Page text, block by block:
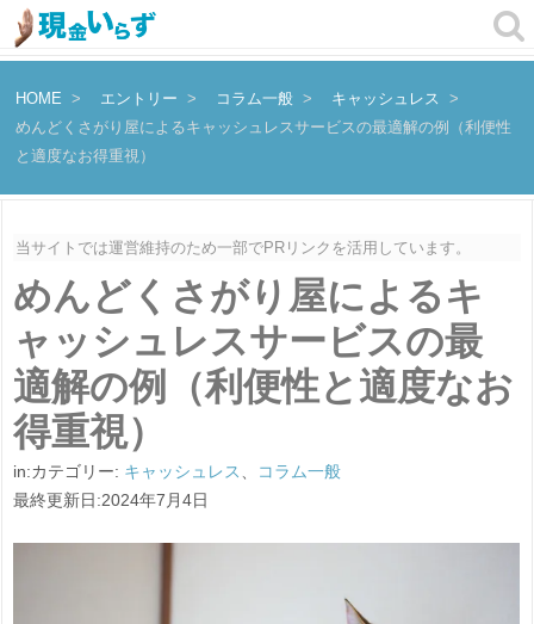
HOME エントリー コラム一般
キャッシュレス
めんどくさがり屋によるキャッシュレスサービスの最適解の例（利便性
と適度なお得重視）
当サイトでは運営維持のため一部でPRリンクを活用しています。
めんどくさがり屋によるキ
ャッシュレスサービスの最
適解の例（利便性と適度なお
得重視）
in:カテゴリー: キャッシュレス、
コラム一般
最終更新日:2024年7月4日